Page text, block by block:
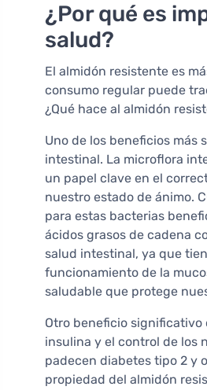
¿Por qué es
salud?
El almidón resistente es
consumo regular puede
¿Qué hace al almidón
Uno de los beneficios
intestinal. La microflora
un papel clave en el
nuestro estado de ánimo.
para estas bacterias
ácidos grasos de cadena
salud intestinal, ya que
funcionamiento de la
saludable que protege
Otro beneficio significativo
insulina y el control de los
padecen diabetes tipo 2 y
propiedad del almidón